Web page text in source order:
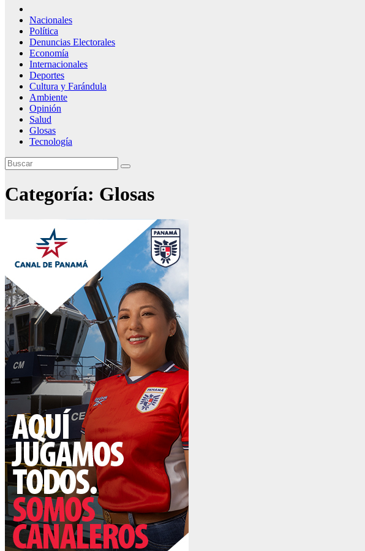
Nacionales
Política
Denuncias Electorales
Economía
Internacionales
Deportes
Cultura y Farándula
Ambiente
Opinión
Salud
Glosas
Tecnología
Categoría: Glosas